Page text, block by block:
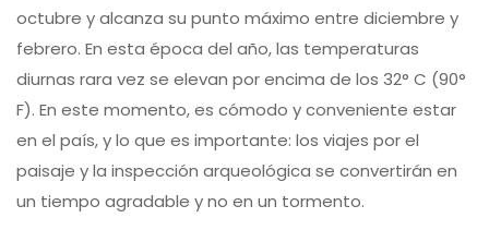
octubre y alcanza su punto máximo entre diciembre y
febrero. En esta época del año, las temperaturas
diurnas rara vez se elevan por encima de los 32° C (90°
F). En este momento, es cómodo y conveniente estar
en el país, y lo que es importante: los viajes por el
paisaje y la inspección arqueológica se convertirán en
un tiempo agradable y no en un tormento.